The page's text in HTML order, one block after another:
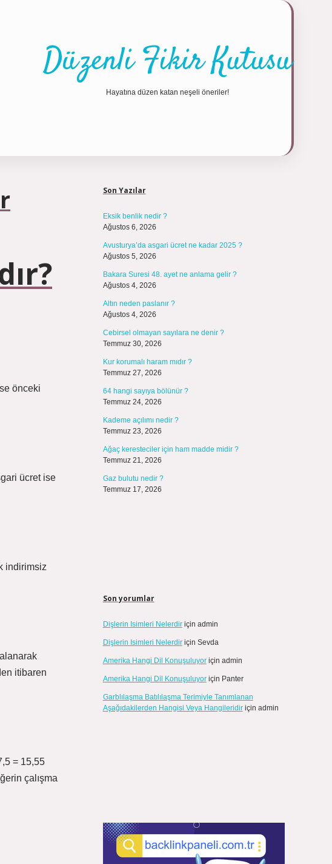
Düzenli Fikir Kutusu
Hayatına düzen katan neşeli öneriler!
önceki
ücret ise
indirimsiz
itibaren
= 15,55
çalışma
Son Yazılar
Eksik benlik nedir ?
Ağustos 6, 2026
Avusturya’da asgari ücret ne kadar 2025 ?
Ağustos 5, 2026
Bakara Suresi 48. ayet ne anlama gelir ?
Ağustos 4, 2026
Altın neden paslanır ?
Ağustos 4, 2026
Cebirsel olmayan sayılara ne denir ?
Temmuz 30, 2026
Kur korumalı haram mıdır ?
Temmuz 27, 2026
64 hangi sayıya bölünür ?
Temmuz 24, 2026
Kademe açılımı nedir ?
Temmuz 23, 2026
Ağaç keresteciler için ham madde midir ?
Temmuz 21, 2026
Gaz bulutu nedir ?
Temmuz 17, 2026
Son yorumlar
Dişlerin Isimleri Nelerdiriçin admin
Dişlerin Isimleri Nelerdiriçin Sevda
Amerika Hangi Dil Konuşuluyoriçin admin
Amerika Hangi Dil Konuşuluyoriçin Panter
Garblılaşma Batılılaşma Terimiyle Tanımlanan
Aşağıdakilerden Hangisi Veya Hangileridiriçin admin